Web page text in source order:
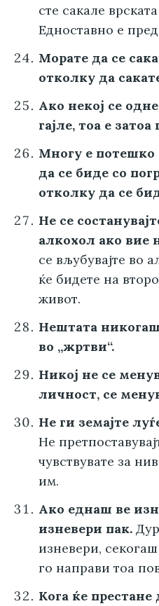
сте сакале
Едноставно е
Морате да се
отколку да
Ако некој се
гајле, тоа е
Многу е
да се биде со
отколку да се
Не се
алкохол ако вие
се вљубувајте во
ќе бидете на
живот.
Нештата
во „жртви“.
Никој не се
личност, се
Не ги земајте
Не
чувствувате за
им.
Ако еднаш ве
изневери пак.
изневери,
го направи тоа
Кога ќе престане